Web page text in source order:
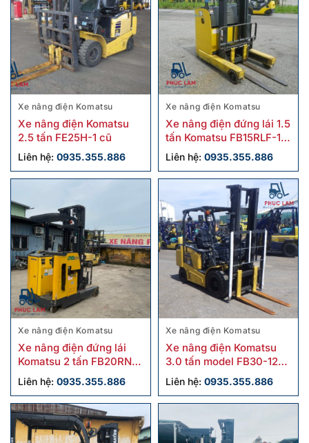
Xe nâng điện Komatsu
Xe nâng điện Komatsu
2.5 tấn FE25H-1 cũ
Liên hệ: 0935.355.886
Xe nâng điện Komatsu
Xe nâng điện đứng lái 1.5
tấn Komatsu FB15RLF-15
cũ
Liên hệ: 0935.355.886
Xe nâng điện Komatsu
Xe nâng điện đứng lái
Komatsu 2 tấn FB20RN-4
cũ
Liên hệ: 0935.355.886
Xe nâng điện Komatsu
Xe nâng điện Komatsu
3.0 tấn model FB30-12
cũ
Liên hệ: 0935.355.886